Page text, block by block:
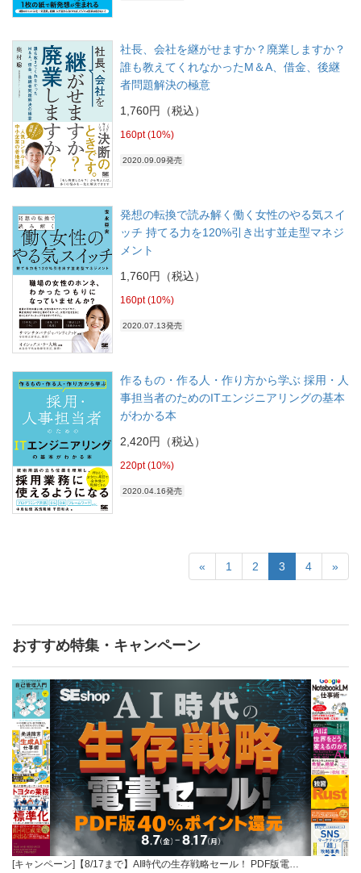
社長、会社を継がせますか？廃業しますか？
誰も教えてくれなかったM＆A、借金、後継
者問題解決の極意
1,760円（税込）
160pt (10%)
2020.09.09発売
発想の転換で読み解く働く女性のやる気スイ
ッチ 持てる力を120%引き出す並走型マネジ
メント
1,760円（税込）
160pt (10%)
2020.07.13発売
作るもの・作る人・作り方から学ぶ 採用・人
事担当者のためのITエンジニアリングの基本
がわかる本
2,420円（税込）
220pt (10%)
2020.04.16発売
« 1 2 3 4 »
おすすめ特集・キャンペーン
[キャンペーン]【8/17まで】AI時代の生存戦略セール！ PDF版電…